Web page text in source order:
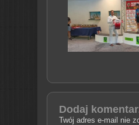
Dodaj
Twój adres e-mail nie